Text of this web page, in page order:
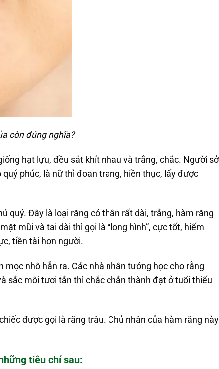
còn đúng nghĩa?
hạt lựu, đều sát khít nhau và trắng, chắc. Người sở
phúc, là nữ thì đoan trang, hiền thục, lấy được
quý. Đây là loại răng có thân rất dài, trắng, hàm răng
mũi và tai dài thì gọi là “long hình”, cực tốt, hiếm
tiền tài hơn người.
mọc nhô hẳn ra. Các nhà nhân tướng học cho rằng
sắc môi tươi tắn thì chắc chắn thành đạt ở tuổi thiếu
được gọi là răng trâu. Chủ nhân của hàm răng này
tiêu chí sau: